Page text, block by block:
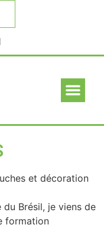
et décoration
du Brésil, je viens de
formation